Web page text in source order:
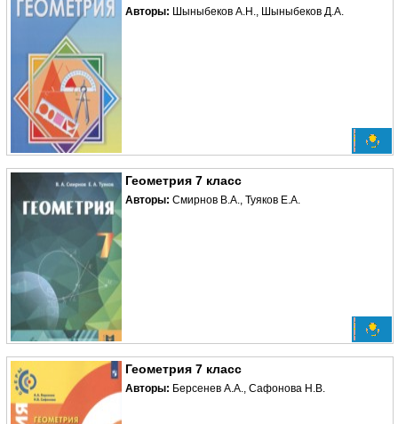
Авторы: Шыныбеков А.Н., Шыныбеков Д.А.
Геометрия 7 класс
Авторы: Смирнов В.А., Туяков Е.А.
Геометрия 7 класс
Авторы: Берсенев А.А., Сафонова Н.В.